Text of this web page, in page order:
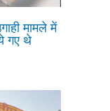
मामले में
गए थे